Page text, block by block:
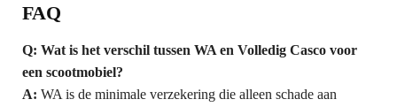
FAQ
Q: Wat is het verschil tussen WA en Volledig Casco voor
een scootmobiel?
A: WA is de minimale verzekering die alleen schade aan